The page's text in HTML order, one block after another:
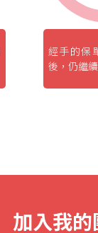
經手的保
後，仍繼
加入我的